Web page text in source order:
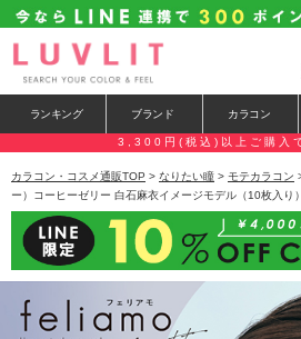
ランキング ブランド カラコン
3,300円(税込)以上ご購入
カラコン・コスメ通販TOP > なりたい瞳 > モテカラコン
ー）コーヒーゼリー 白石麻衣イメージモデル（10枚入り）